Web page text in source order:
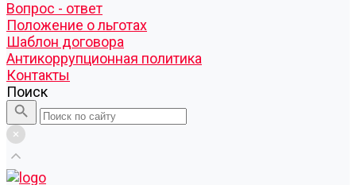
Вопрос - ответ
Положение о льготах
Шаблон договора
Антикоррупционная политика
Контакты
Поиск